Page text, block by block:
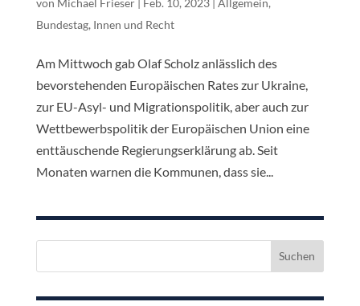
Bundestag, Innen und Recht
Am Mittwoch gab Olaf Scholz anlässlich des
bevorstehenden Europäischen Rates zur Ukraine,
zur EU-Asyl- und Migrationspolitik, aber auch zur
Wettbewerbspolitik der Europäischen Union eine
enttäuschende Regierungserklärung ab. Seit
Monaten warnen die Kommunen, dass sie...
Suchen